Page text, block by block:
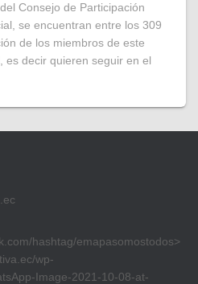
Consejo de Participación
se encuentran entre los 309
de los miembros de este
es decir quieren seguir en el
hashtag/emapasomostodos>
wp-
Image-2021-10-08-at-